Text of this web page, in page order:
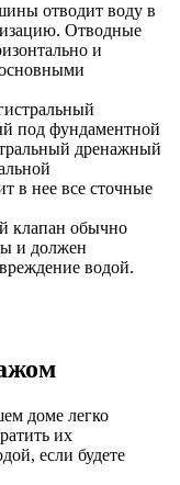
отводит воду в
Отводные
и
под фундаментной
дренажный
в нее все сточные
клапан обычно
и должен
водой.
доме легко
их
если будете